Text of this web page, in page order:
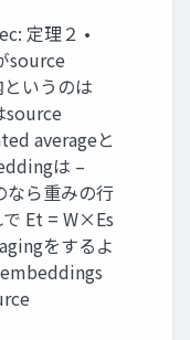
定理２ •
source
いうのは
source
averageと
は –
ら重みの行
で Et = W×Es
をするよ